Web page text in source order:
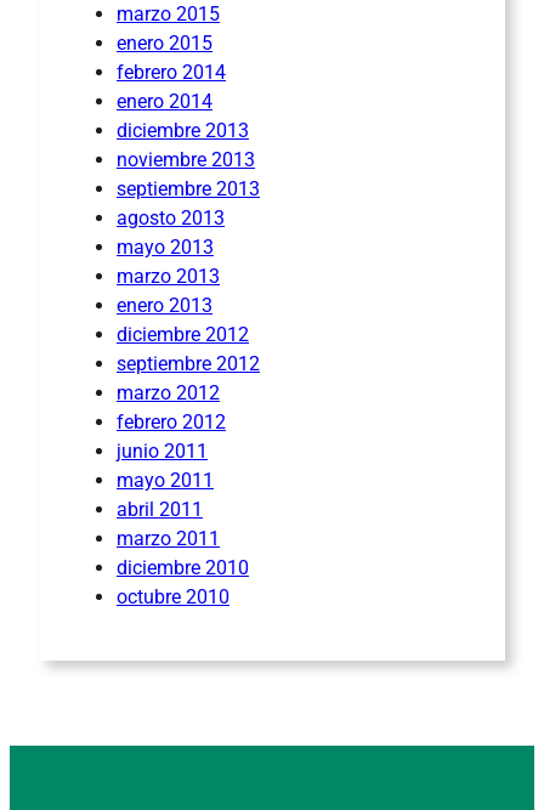
marzo 2015
enero 2015
febrero 2014
enero 2014
diciembre 2013
noviembre 2013
septiembre 2013
agosto 2013
mayo 2013
marzo 2013
enero 2013
diciembre 2012
septiembre 2012
marzo 2012
febrero 2012
junio 2011
mayo 2011
abril 2011
marzo 2011
diciembre 2010
octubre 2010